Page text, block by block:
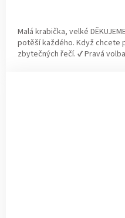
Malá krabička, velké
potěší každého. Když chcete
zbytečných řečí. ✔ Pravá